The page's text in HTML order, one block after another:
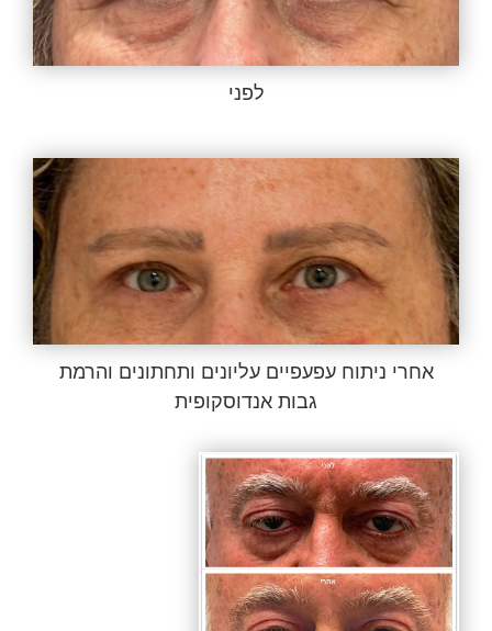
לפני
אחרי ניתוח עפעפיים עליונים ותחתונים והרמת
גבות אנדוסקופית